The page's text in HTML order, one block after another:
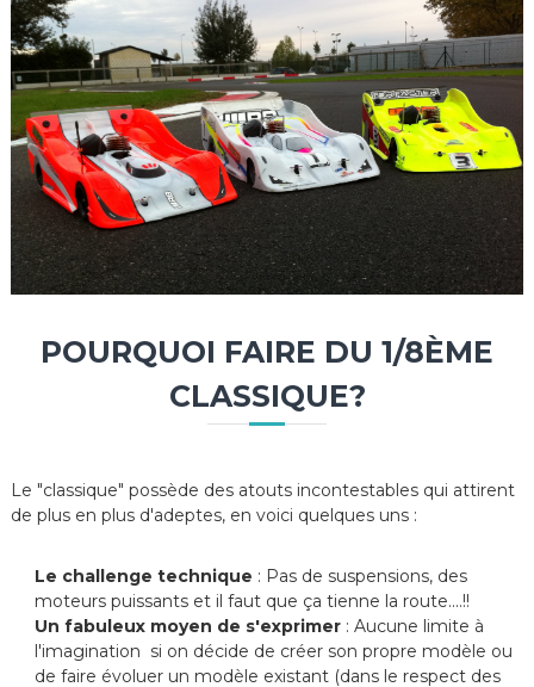
POURQUOI FAIRE DU 1/8ÈME
CLASSIQUE?
Le "classique" possède des atouts incontestables qui attirent
de plus en plus d'adeptes, en voici quelques uns :
Le challenge technique : Pas de suspensions, des
moteurs puissants et il faut que ça tienne la route....!!
Un fabuleux moyen de s'exprimer: Aucune limite à
l'imagination si on décide de créer son propre modèle ou
de faire évoluer un modèle existant (dans le respect des